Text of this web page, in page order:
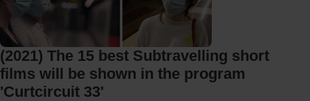
(2021) The 15 best Subtravelling short
films will be shown in the program
'Curtcircuit 33'